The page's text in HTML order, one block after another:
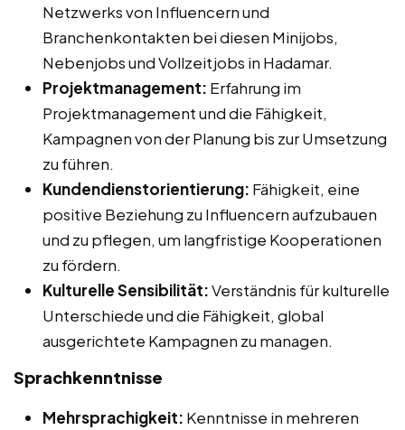
Netzwerks von Influencern und
Branchenkontakten bei diesen Minijobs,
Nebenjobs und Vollzeitjobs in Hadamar.
Projektmanagement: Erfahrung im
Projektmanagement und die Fähigkeit,
Kampagnen von der Planung bis zur Umsetzung
zu führen.
Kundendienstorientierung: Fähigkeit, eine
positive Beziehung zu Influencern aufzubauen
und zu pflegen, um langfristige Kooperationen
zu fördern.
Kulturelle Sensibilität:Verständnis für kulturelle
Unterschiede und die Fähigkeit, global
ausgerichtete Kampagnen zu managen.
Sprachkenntnisse
Mehrsprachigkeit: Kenntnisse in mehreren